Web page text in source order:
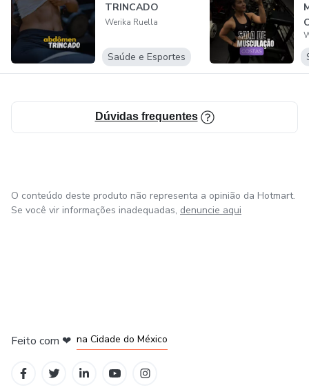
TRINCADO
Werika Ruella
Saúde e Esportes
Dúvidas frequentes
O conteúdo deste produto não representa a opinião da Hotmart.
Se você vir informações inadequadas, denuncie aqui
Feito com ❤ na Cidade do México